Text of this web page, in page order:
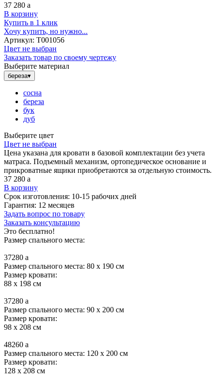
37 280 a
В корзину
Купить в 1 клик
Хочу купить, но нужно...
Артикул: Т001056
Цвет не выбран
Заказать товар по своему чертежу
Выберите материал
береза▾
сосна
береза
бук
дуб
Выберите цвет
Цвет не выбран
Цена указана для кровати в базовой комплектации без учета
матраса. Подъемный механизм, ортопедическое основание и
прикроватные ящики приобретаются за отдельную стоимость.
37 280 a
В корзину
Срок изготовления: 10-15 рабочих дней
Гарантия: 12 месяцев
Задать вопрос по товару
Заказать консультацию
Это бесплатно!
Размер спального места:
37280 a
Размер спального места: 80 x 190 см
Размер кровати:
88 x 198 см
37280 a
Размер спального места: 90 x 200 см
Размер кровати:
98 x 208 см
48260 a
Размер спального места: 120 x 200 см
Размер кровати:
128 x 208 см